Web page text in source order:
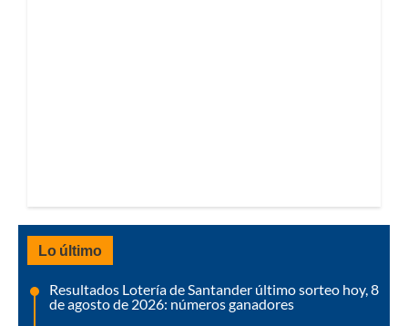
Lo último
Resultados Lotería de Santander último sorteo hoy, 8
de agosto de 2026: números ganadores